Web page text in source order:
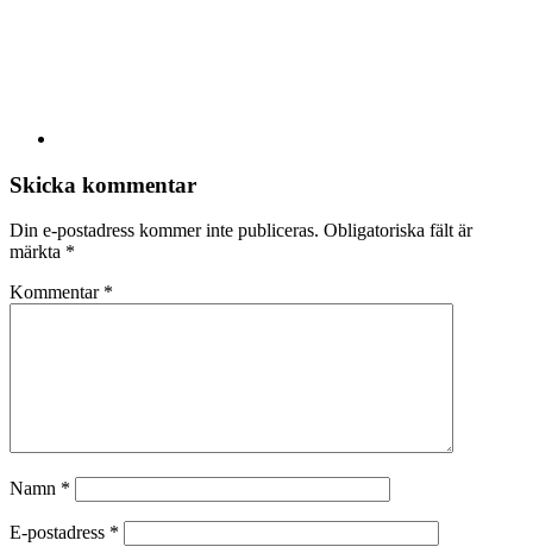
Skicka kommentar
Din e-postadress kommer inte publiceras. Obligatoriska fält är
märkta *
Kommentar *
Namn *
E-postadress *